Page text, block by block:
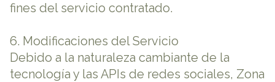
fines del servicio contratado.
6. Modificaciones del Servicio
Debido a la naturaleza cambiante de la
tecnología y las APIs de redes sociales, Zona